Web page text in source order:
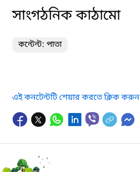
সাংগঠনিক কাঠামো
কন্টেন্ট: পাতা
এই কনটেন্টটি শেয়ার করতে ক্লিক করুন